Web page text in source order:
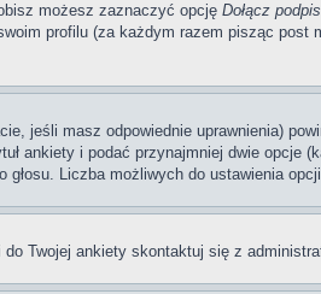
możesz zaznaczyć opcję Dołącz podpis
profilu (za każdym razem pisząc
jeśli masz odpowiednie uprawnienia)
ankiety i podać przynajmniej dwie
Liczba możliwych do ustawienia
Twojej ankiety skontaktuj się z